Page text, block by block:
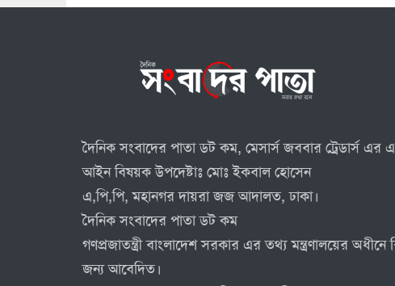
দৈনিক সংবাদের পাতা ডট কম, মেসার্স জববার ট্রেডার্স এর
আইন বিষয়ক উপদেষ্টাঃ মোঃ ইকবাল হোসেন
এ,পি,পি, মহানগর দায়রা জজ আদালত, ঢাকা।
দৈনিক সংবাদের পাতা ডট কম
গণপ্রজাতন্ত্রী বাংলাদেশ সরকার এর তথ্য মন্ত্রণালয়ের অধীনে
জন্য আবেদিত।